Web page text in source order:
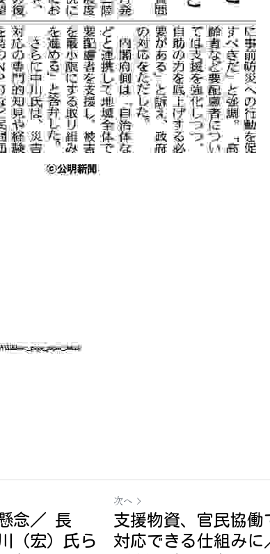
念／ 長
（宏）氏ら
次へ
支援物資、官民協働
対応できる仕組みに